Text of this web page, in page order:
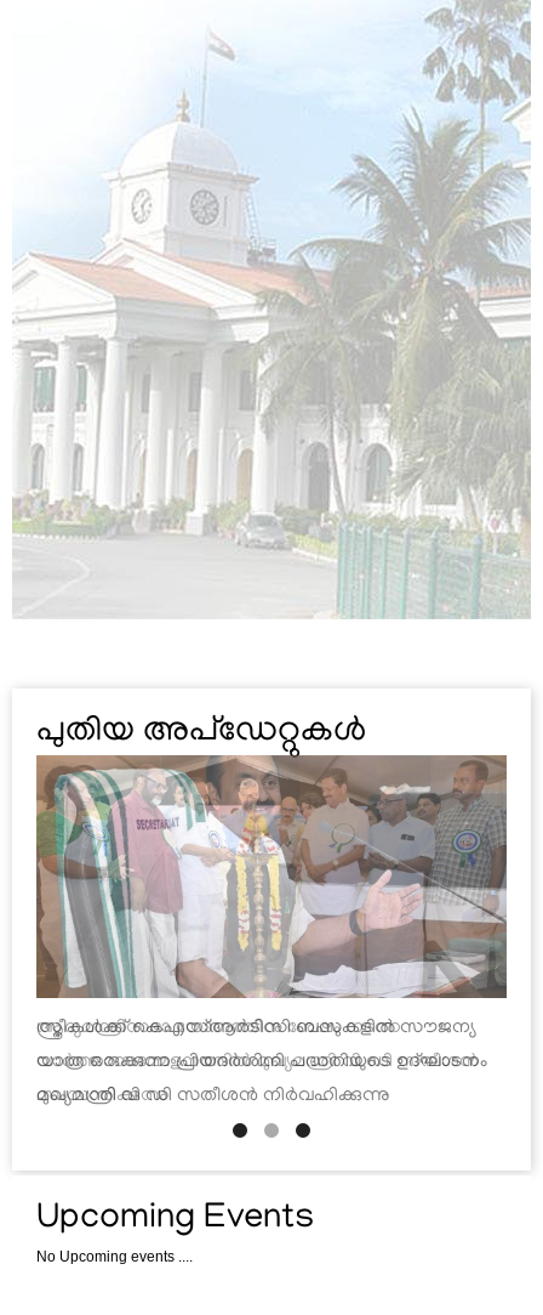
അഖിലേന്ത്യാ
സേവനങ്ങൾ
നിയമങ്ങൾ
സിവിൽ
ലിസ്റ്റ്
കെഎഎസ്
ഡെപ്യൂട്ടേഷനിൽ
ജില്ലാ
കളക്ടർമാർ
ജില്ലാ
പോലീസ്
മുദ്ര
ഫോമുകൾ
റിപ്പോർട്ടുകൾ
നിയമങ്ങളും
ചട്ടങ്ങളും
അവധി
വിവരങ്ങൾ
മാന്വലുകൾ
ടെലിഫോൺ
ഡയറി
പുതിയ അപ്ഡേറ്റുകൾ
ആദ്യമന്ത്രിസഭാ യോഗത്തിനു ശേഷം നടന്ന
വാർത്താസമ്മേളനത്തിൽ മുഖ്യമന്ത്രി വി ഡി സതീശൻ
സംസാരിക്കുന്നു
Upcoming Events
No Upcoming events ....